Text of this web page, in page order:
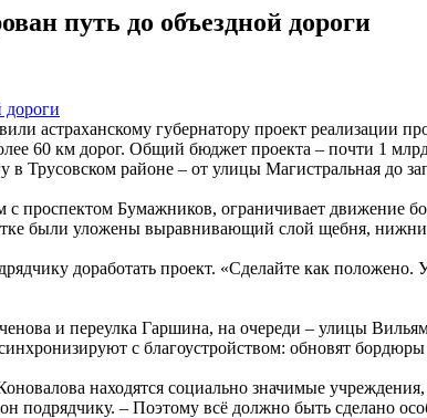
путь до объездной дороги
астраханскому губернатору проект реализации
60 км дорог. Общий бюджет проекта – почти 1
Трусовском районе – от улицы Магистральная до
проспектом Бумажников, ограничивает движение
были уложены выравнивающий слой щебня,
доработать проект. «Сделайте как
и переулка Гаршина, на очереди – улицы
с благоустройством: обновят
находятся социально значимые
подрядчику. – Поэтому всё должно быть сделано